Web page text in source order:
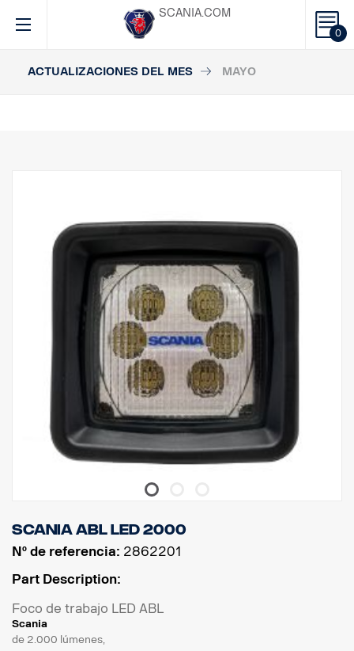
0
SCANIA.COM
ACTUALIZACIONES DEL MES MAYO
Scania ABL LED 2000
Nº de referencia: 2862201
Part Description:
Foco de trabajo LED ABL
Scania
de 2.000 lúmenes,